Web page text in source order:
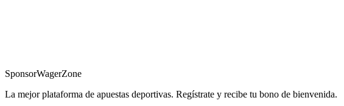
SponsorWagerZone
La mejor plataforma de apuestas deportivas. Regístrate y recibe tu bono de bienvenida.